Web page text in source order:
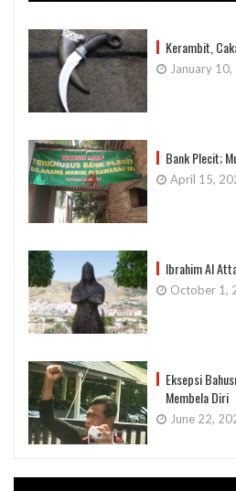
Kerambit,
January
Bank Plecit;
April 15,
Ibrahim Al
October 1,
Eksepsi
Membela Diri
June 22,